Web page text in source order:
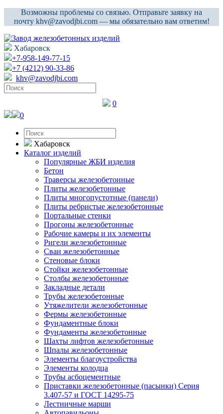
Возможны проблемы со связью. Отправьте заявку на
почту khv@zavodjbi.com — мы обязательно вам ответим!
Хабаровск
+7-958-149-77-15
+7 (4212) 90-33-86
khv@zavodjbi.com
0
0
Хабаровск
Каталог изделий
Популярные ЖБИ изделия
Бетон
Траверсы железобетонные
Плиты железобетонные
Плиты многопустотные (панели)
Плиты ребристые железобетонные
Портальные стенки
Прогоны железобетонные
Рабочие камеры и их элементы
Ригели железобетонные
Сваи железобетонные
Стеновые блоки
Стойки железобетонные
Столбы железобетонные
Закладные детали
Трубы железобетонные
Утяжелители железобетонные
Фермы железобетонные
Фундаментные блоки
Фундаменты железобетонные
Шахты лифтов железобетонные
Шпалы железобетонные
Элементы благоустройства
Элементы колодца
Трубы асбоцементные
Приставки железобетонные (пасынки) Серия
3.407-57 и ГОСТ 14295-75
Лестничные марши